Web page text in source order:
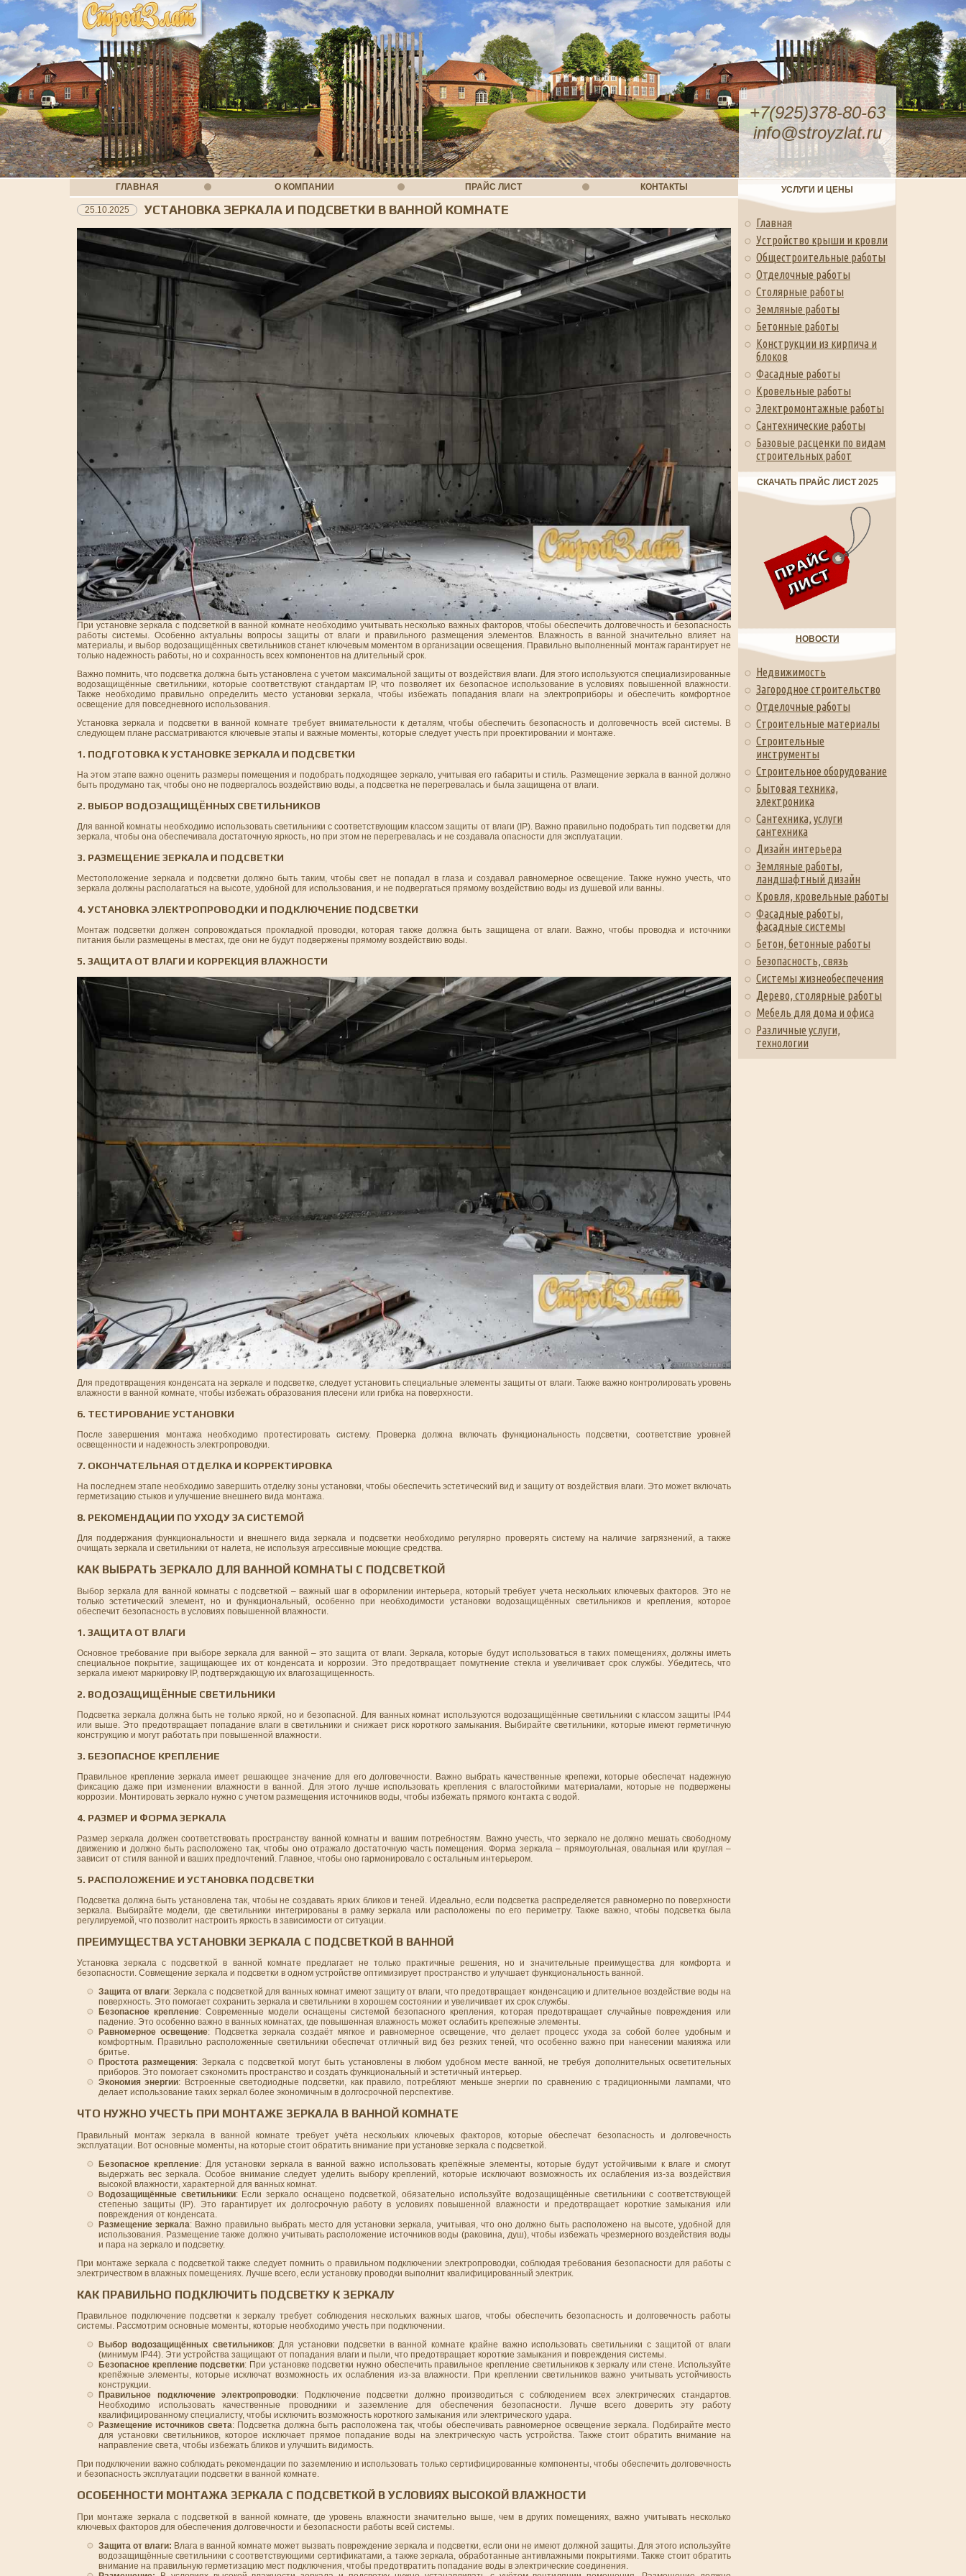
+7(925)378-80-63
info@stroyzlat.ru
ГЛАВНАЯ О КОМПАНИИ ПРАЙС ЛИСТ КОНТАКТЫ
25.10.2025 УСТАНОВКА ЗЕРКАЛА И ПОДСВЕТКИ В ВАННОЙ КОМНАТЕ
При установке зеркала с подсветкой в ванной комнате необходимо учитывать несколько важных факторов, чтобы обеспечить долговечность и безопасность
работы системы. Особенно актуальны вопросы защиты от влаги и правильного размещения элементов. Влажность в ванной значительно влияет на
материалы, и выбор водозащищённых светильников станет ключевым моментом в организации освещения. Правильно выполненный монтаж гарантирует не
только надежность работы, но и сохранность всех компонентов на длительный срок.
Важно помнить, что подсветка должна быть установлена с учетом максимальной защиты от воздействия влаги. Для этого используются специализированные
водозащищённые светильники, которые соответствуют стандартам IP, что позволяет их безопасное использование в условиях повышенной влажности.
Также необходимо правильно определить место установки зеркала, чтобы избежать попадания влаги на электроприборы и обеспечить комфортное
освещение для повседневного использования.
Установка зеркала и подсветки в ванной комнате требует внимательности к деталям, чтобы обеспечить безопасность и долговечность всей системы. В
следующем плане рассматриваются ключевые этапы и важные моменты, которые следует учесть при проектировании и монтаже.
1. ПОДГОТОВКА К УСТАНОВКЕ ЗЕРКАЛА И ПОДСВЕТКИ
На этом этапе важно оценить размеры помещения и подобрать подходящее зеркало, учитывая его габариты и стиль. Размещение зеркала в ванной должно
быть продумано так, чтобы оно не подвергалось воздействию воды, а подсветка не перегревалась и была защищена от влаги.
2. ВЫБОР ВОДОЗАЩИЩЁННЫХ СВЕТИЛЬНИКОВ
Для ванной комнаты необходимо использовать светильники с соответствующим классом защиты от влаги (IP). Важно правильно подобрать тип подсветки для
зеркала, чтобы она обеспечивала достаточную яркость, но при этом не перегревалась и не создавала опасности для эксплуатации.
3. РАЗМЕЩЕНИЕ ЗЕРКАЛА И ПОДСВЕТКИ
Местоположение зеркала и подсветки должно быть таким, чтобы свет не попадал в глаза и создавал равномерное освещение. Также нужно учесть, что
зеркала должны располагаться на высоте, удобной для использования, и не подвергаться прямому воздействию воды из душевой или ванны.
4. УСТАНОВКА ЭЛЕКТРОПРОВОДКИ И ПОДКЛЮЧЕНИЕ ПОДСВЕТКИ
Монтаж подсветки должен сопровождаться прокладкой проводки, которая также должна быть защищена от влаги. Важно, чтобы проводка и источники
питания были размещены в местах, где они не будут подвержены прямому воздействию воды.
5. ЗАЩИТА ОТ ВЛАГИ И КОРРЕКЦИЯ ВЛАЖНОСТИ
Для предотвращения конденсата на зеркале и подсветке, следует установить специальные элементы защиты от влаги. Также важно контролировать уровень
влажности в ванной комнате, чтобы избежать образования плесени или грибка на поверхности.
6. ТЕСТИРОВАНИЕ УСТАНОВКИ
После завершения монтажа необходимо протестировать систему. Проверка должна включать функциональность подсветки, соответствие уровней
освещенности и надежность электропроводки.
7. ОКОНЧАТЕЛЬНАЯ ОТДЕЛКА И КОРРЕКТИРОВКА
На последнем этапе необходимо завершить отделку зоны установки, чтобы обеспечить эстетический вид и защиту от воздействия влаги. Это может включать
герметизацию стыков и улучшение внешнего вида монтажа.
8. РЕКОМЕНДАЦИИ ПО УХОДУ ЗА СИСТЕМОЙ
Для поддержания функциональности и внешнего вида зеркала и подсветки необходимо регулярно проверять систему на наличие загрязнений, а также
очищать зеркала и светильники от налета, не используя агрессивные моющие средства.
КАК ВЫБРАТЬ ЗЕРКАЛО ДЛЯ ВАННОЙ КОМНАТЫ С ПОДСВЕТКОЙ
Выбор зеркала для ванной комнаты с подсветкой – важный шаг в оформлении интерьера, который требует учета нескольких ключевых факторов. Это не
только эстетический элемент, но и функциональный, особенно при необходимости установки водозащищённых светильников и крепления, которое
обеспечит безопасность в условиях повышенной влажности.
1. ЗАЩИТА ОТ ВЛАГИ
Основное требование при выборе зеркала для ванной – это защита от влаги. Зеркала, которые будут использоваться в таких помещениях, должны иметь
специальное покрытие, защищающее их от конденсата и коррозии. Это предотвращает помутнение стекла и увеличивает срок службы. Убедитесь, что
зеркала имеют маркировку IP, подтверждающую их влагозащищенность.
2. ВОДОЗАЩИЩЁННЫЕ СВЕТИЛЬНИКИ
Подсветка зеркала должна быть не только яркой, но и безопасной. Для ванных комнат используются водозащищённые светильники с классом защиты IP44
или выше. Это предотвращает попадание влаги в светильники и снижает риск короткого замыкания. Выбирайте светильники, которые имеют герметичную
конструкцию и могут работать при повышенной влажности.
3. БЕЗОПАСНОЕ КРЕПЛЕНИЕ
Правильное крепление зеркала имеет решающее значение для его долговечности. Важно выбрать качественные крепежи, которые обеспечат надежную
фиксацию даже при изменении влажности в ванной. Для этого лучше использовать крепления с влагостойкими материалами, которые не подвержены
коррозии. Монтировать зеркало нужно с учетом размещения источников воды, чтобы избежать прямого контакта с водой.
4. РАЗМЕР И ФОРМА ЗЕРКАЛА
Размер зеркала должен соответствовать пространству ванной комнаты и вашим потребностям. Важно учесть, что зеркало не должно мешать свободному
движению и должно быть расположено так, чтобы оно отражало достаточную часть помещения. Форма зеркала – прямоугольная, овальная или круглая –
зависит от стиля ванной и ваших предпочтений. Главное, чтобы оно гармонировало с остальным интерьером.
5. РАСПОЛОЖЕНИЕ И УСТАНОВКА ПОДСВЕТКИ
Подсветка должна быть установлена так, чтобы не создавать ярких бликов и теней. Идеально, если подсветка распределяется равномерно по поверхности
зеркала. Выбирайте модели, где светильники интегрированы в рамку зеркала или расположены по его периметру. Также важно, чтобы подсветка была
регулируемой, что позволит настроить яркость в зависимости от ситуации.
ПРЕИМУЩЕСТВА УСТАНОВКИ ЗЕРКАЛА С ПОДСВЕТКОЙ В ВАННОЙ
Установка зеркала с подсветкой в ванной комнате предлагает не только практичные решения, но и значительные преимущества для комфорта и
безопасности. Совмещение зеркала и подсветки в одном устройстве оптимизирует пространство и улучшает функциональность ванной.
Защита от влаги: Зеркала с подсветкой для ванных комнат имеют защиту от влаги, что предотвращает конденсацию и длительное воздействие воды на
поверхность. Это помогает сохранить зеркала и светильники в хорошем состоянии и увеличивает их срок службы.
Безопасное крепление: Современные модели оснащены системой безопасного крепления, которая предотвращает случайные повреждения или
падение. Это особенно важно в ванных комнатах, где повышенная влажность может ослабить крепежные элементы.
Равномерное освещение: Подсветка зеркала создаёт мягкое и равномерное освещение, что делает процесс ухода за собой более удобным и
комфортным. Правильно расположенные светильники обеспечат отличный вид без резких теней, что особенно важно при нанесении макияжа или
бритье.
Простота размещения: Зеркала с подсветкой могут быть установлены в любом удобном месте ванной, не требуя дополнительных осветительных
приборов. Это помогает сэкономить пространство и создать функциональный и эстетичный интерьер.
Экономия энергии: Встроенные светодиодные подсветки, как правило, потребляют меньше энергии по сравнению с традиционными лампами, что
делает использование таких зеркал более экономичным в долгосрочной перспективе.
ЧТО НУЖНО УЧЕСТЬ ПРИ МОНТАЖЕ ЗЕРКАЛА В ВАННОЙ КОМНАТЕ
Правильный монтаж зеркала в ванной комнате требует учёта нескольких ключевых факторов, которые обеспечат безопасность и долговечность
эксплуатации. Вот основные моменты, на которые стоит обратить внимание при установке зеркала с подсветкой.
Безопасное крепление: Для установки зеркала в ванной важно использовать крепёжные элементы, которые будут устойчивыми к влаге и смогут
выдержать вес зеркала. Особое внимание следует уделить выбору креплений, которые исключают возможность их ослабления из-за воздействия
высокой влажности, характерной для ванных комнат.
Водозащищённые светильники: Если зеркало оснащено подсветкой, обязательно используйте водозащищённые светильники с соответствующей
степенью защиты (IP). Это гарантирует их долгосрочную работу в условиях повышенной влажности и предотвращает короткие замыкания или
повреждения от конденсата.
Размещение зеркала: Важно правильно выбрать место для установки зеркала, учитывая, что оно должно быть расположено на высоте, удобной для
использования. Размещение также должно учитывать расположение источников воды (раковина, душ), чтобы избежать чрезмерного воздействия воды
и пара на зеркало и подсветку.
При монтаже зеркала с подсветкой также следует помнить о правильном подключении электропроводки, соблюдая требования безопасности для работы с
электричеством в влажных помещениях. Лучше всего, если установку проводки выполнит квалифицированный электрик.
КАК ПРАВИЛЬНО ПОДКЛЮЧИТЬ ПОДСВЕТКУ К ЗЕРКАЛУ
Правильное подключение подсветки к зеркалу требует соблюдения нескольких важных шагов, чтобы обеспечить безопасность и долговечность работы
системы. Рассмотрим основные моменты, которые необходимо учесть при подключении.
Выбор водозащищённых светильников: Для установки подсветки в ванной комнате крайне важно использовать светильники с защитой от влаги
(минимум IP44). Эти устройства защищают от попадания влаги и пыли, что предотвращает короткие замыкания и повреждения системы.
Безопасное крепление подсветки: При установке подсветки нужно обеспечить правильное крепление светильников к зеркалу или стене. Используйте
крепёжные элементы, которые исключат возможность их ослабления из-за влажности. При креплении светильников важно учитывать устойчивость
конструкции.
Правильное подключение электропроводки: Подключение подсветки должно производиться с соблюдением всех электрических стандартов.
Необходимо использовать качественные проводники и заземление для обеспечения безопасности. Лучше всего доверить эту работу
квалифицированному специалисту, чтобы исключить возможность короткого замыкания или электрического удара.
Размещение источников света: Подсветка должна быть расположена так, чтобы обеспечивать равномерное освещение зеркала. Подбирайте место
для установки светильников, которое исключает прямое попадание воды на электрическую часть устройства. Также стоит обратить внимание на
направление света, чтобы избежать бликов и улучшить видимость.
При подключении важно соблюдать рекомендации по заземлению и использовать только сертифицированные компоненты, чтобы обеспечить долговечность
и безопасность эксплуатации подсветки в ванной комнате.
ОСОБЕННОСТИ МОНТАЖА ЗЕРКАЛА С ПОДСВЕТКОЙ В УСЛОВИЯХ ВЫСОКОЙ ВЛАЖНОСТИ
При монтаже зеркала с подсветкой в ванной комнате, где уровень влажности значительно выше, чем в других помещениях, важно учитывать несколько
ключевых факторов для обеспечения долговечности и безопасности работы всей системы.
Защита от влаги: Влага в ванной комнате может вызвать повреждение зеркала и подсветки, если они не имеют должной защиты. Для этого используйте
водозащищённые светильники с соответствующими сертификатами, а также зеркала, обработанные антивлажными покрытиями. Также стоит обратить
внимание на правильную герметизацию мест подключения, чтобы предотвратить попадание воды в электрические соединения.
УСЛУГИ И ЦЕНЫ
Главная
Устройство крыши и кровли
Общестроительные работы
Отделочные работы
Столярные работы
Земляные работы
Бетонные работы
Конструкции из кирпича и
блоков
Фасадные работы
Кровельные работы
Электромонтажные работы
Сантехнические работы
Базовые расценки по видам
строительных работ
СКАЧАТЬ ПРАЙС ЛИСТ 2025
НОВОСТИ
Недвижимость
Загородное строительство
Отделочные работы
Строительные материалы
Строительные
инструменты
Строительное оборудование
Бытовая техника,
электроника
Сантехника, услуги
сантехника
Дизайн интерьера
Земляные работы,
ландшафтный дизайн
Кровля, кровельные работы
Фасадные работы,
фасадные системы
Бетон, бетонные работы
Безопасность, связь
Системы жизнеобеспечения
Дерево, столярные работы
Мебель для дома и офиса
Различные услуги,
технологии